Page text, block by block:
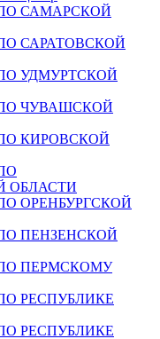
САМАРСКОЙ
САРАТОВСКОЙ
УДМУРТСКОЙ
ЧУВАШСКОЙ
КИРОВСКОЙ
ОБЛАСТИ
ОРЕНБУРГСКОЙ
ПЕНЗЕНСКОЙ
ПЕРМСКОМУ
РЕСПУБЛИКЕ
РЕСПУБЛИКЕ